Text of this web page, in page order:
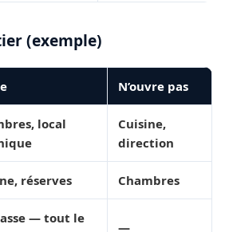
(exemple)
N’ouvre pas
local
Cuisine,
direction
réserves Chambres
— tout le
—